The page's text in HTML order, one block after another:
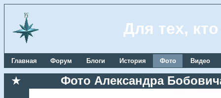
Для тех,
Главная Форум Блоги История Фото Видео
★ Фото Александра